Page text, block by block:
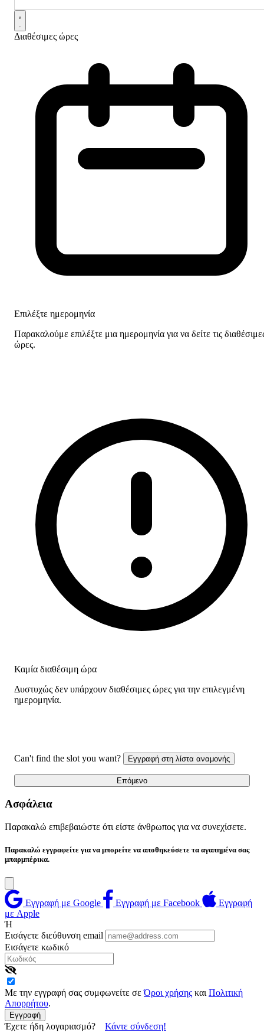
Διαθέσιμες ώρες
Επιλέξτε ημερομηνία
Παρακαλούμε επιλέξτε μια ημερομηνία για να δείτε τις
ώρες.
Καμία διαθέσιμη ώρα
Δυστυχώς δεν υπάρχουν διαθέσιμες ώρες για την επιλεγμένη
ημερομηνία.
Can't find the slot you want? Εγγραφή στη λίστα αναμονής
Επόμενο
Ασφάλεια
Παρακαλώ επιβεβαιώστε ότι είστε άνθρωπος για να συνεχίσετε.
Παρακαλώ εγγραφείτε για να μπορείτε να αποθηκεύσετε τα αγαπημένα σας
μπαρμπέρικα.
Εγγραφή με Google Εγγραφή με Facebook
Εγγραφή
με Apple
Ή
Εισάγετε διεύθυνση email
Εισάγετε κωδικό
Με την εγγραφή σας συμφωνείτε σεΌροι χρήσης καιΠολιτική
Απορρήτου.
Εγγραφή
Έχετε ήδη λογαριασμό? Κάντε σύνδεση!